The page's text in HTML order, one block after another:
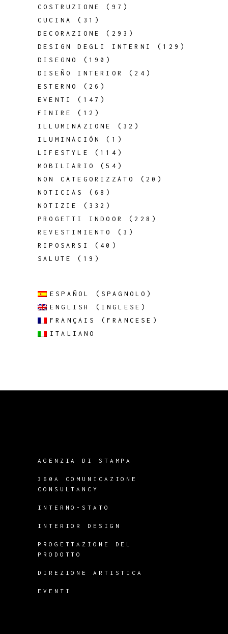
COSTRUZIONE
(97)
CUCINA
(31)
DECORAZIONE
(293)
DESIGN DEGLI INTERNI
(129)
DISEGNO
(190)
DISEÑO INTERIOR
(24)
ESTERNO
(26)
EVENTI
(147)
FINIRE
(12)
ILLUMINAZIONE
(32)
ILUMINACIÓN
(1)
LIFESTYLE
(114)
MOBILIARIO
(54)
NON CATEGORIZZATO
(20)
NOTICIAS
(68)
NOTIZIE
(332)
PROGETTI INDOOR
(228)
REVESTIMIENTO
(3)
RIPOSARSI
(40)
SALUTE
(19)
ESPAÑOL ( SPAGNOLO )
ENGLISH
( INGLESE )
FRANÇAIS
(FRANCESE )
ITALIANO
AGENZIA DI STAMPA
360A COMUNICAZIONE
CONSULTANCY
INTERNO-STATO
INTERIOR DESIGN
PROGETTAZIONE DEL
PRODOTTO
DIREZIONE ARTISTICA
EVENTI